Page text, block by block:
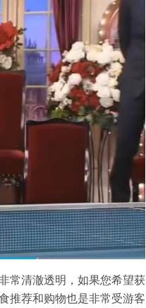
常清澈透明，如果您希望获
推荐和购物也是非常受游客